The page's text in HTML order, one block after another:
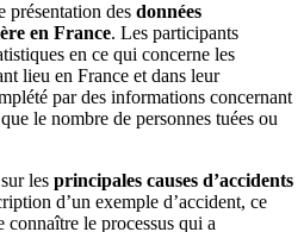
présentation des données
en France. Les participants
en ce qui concerne les
lieu en France et dans leur
par des informations concernant
le nombre de personnes tuées ou
les principales causes d’accidents
d’un exemple d’accident, ce
le processus qui a